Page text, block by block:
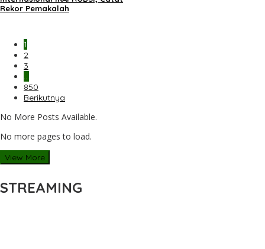
Rekor Pemakalah
1
2
3
…
850
Berikutnya
No More Posts Available.
No more pages to load.
View More
STREAMING